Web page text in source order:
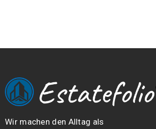
Wir machen den Alltag als